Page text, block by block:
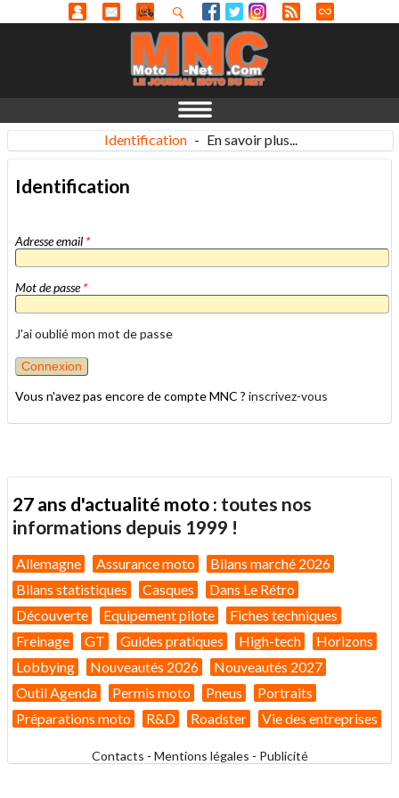
Identification - En savoir plus...
Identification
Adresse email *
Mot de passe*
J'ai oublié mon mot de passe
Vous n'avez pas encore de compte MNC ? inscrivez-vous
27 ans d'actualité moto : toutes nos
informations depuis 1999 !
Allemagne Assurance moto
Bilans marché 2026
Bilans statistiques
Casques
Dans Le Rétro
Découverte
Equipement pilote
Fiches techniques
Freinage
GT Guides pratiques High-tech
Horizons
Lobbying
Nouveautés 2026
Nouveautés 2027
Outil Agenda
Permis moto Pneus
Portraits
Préparations moto
R&D Roadster Vie des entreprises
Contacts - Mentions légales - Publicité